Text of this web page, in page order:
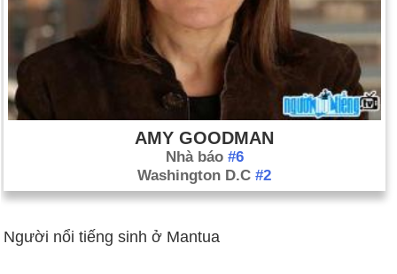
AMY GOODMAN
Nhà báo #6
Washington D.C #2
Người nổi tiếng sinh ở Mantua